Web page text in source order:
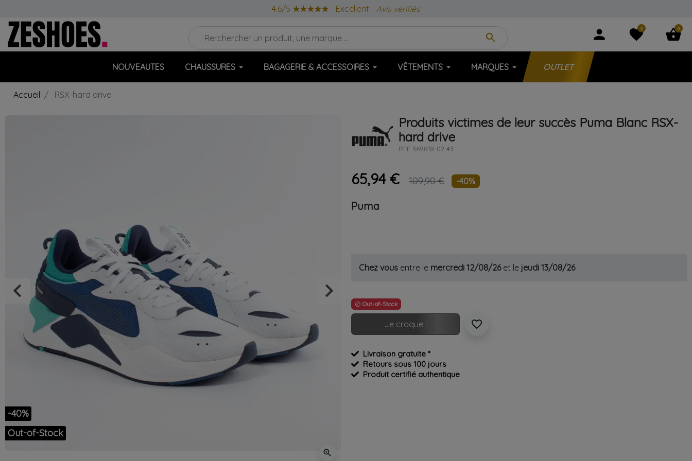
4.6/5 ★★★★★ - Excellent - Avis vérifiés
search person favorite
0 shopping_basket
0
NOUVEAUTES CHAUSSURES BAGAGERIE & ACCESSOIRES VÊTEMENTS MARQUES OUTLET
Accueil RSX-hard drive
-40%
Out-of-Stock
Précédent
keyboard_arrow_left Suivant
keyboard_arrow_right
zoom_in
Produits victimes de leur succès Puma Blanc RSX-
hard drive
REF 369818-02 43
65,94 € 109,90 € -40%
Puma
Chez vous entre le mercredi 12/08/26et le jeudi 13/08/26
 Out-of-Stock
Je craque ! favorite_border
Livraison gratuite *
Retours sous 100 jours
Produit certifié authentique